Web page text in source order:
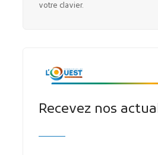
votre clavier.
Recevez nos